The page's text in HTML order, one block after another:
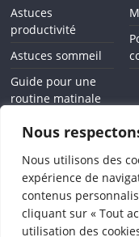
Nous
Nous utilisons des
expérience de
contenus
cliquant sur « Tout
utilisation des
Astuces
productivité
Astuces sommeil
Guide pour une
routine matinale
Comment arrêter
l'addiction au
smartphone